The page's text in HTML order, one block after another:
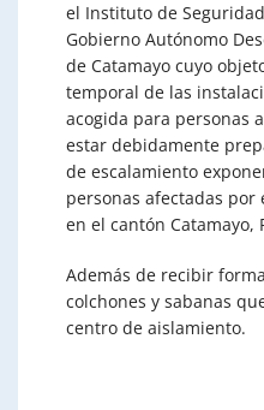
el Instituto de
Gobierno Autónomo
de Catamayo cuyo
temporal de las
acogida para personas
estar debidamente
de escalamiento
personas afectadas por
en el cantón Catamayo,
Además de recibir
colchones y sabanas
centro de aislamiento.